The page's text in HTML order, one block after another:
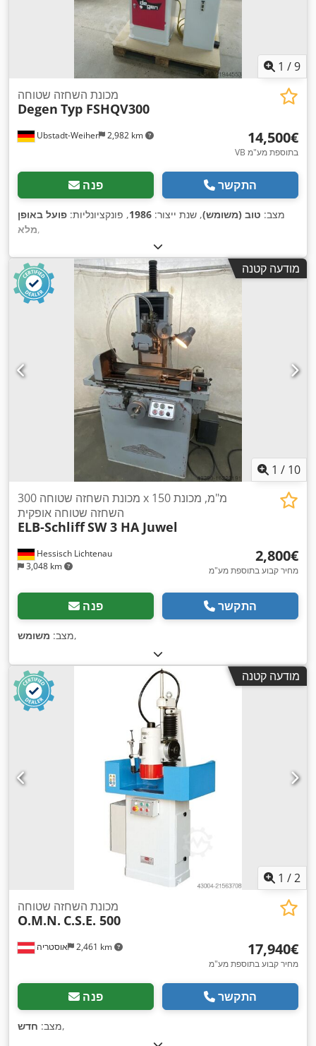
1 /9
Ubstadt-Weiher 2,982 km
מכונת השחזה שטוחה
Degen Typ FSHQV300
‏14,500 ‏€
VB בתוספת מע"מ
פנה התקשר
מצב: טוב (משומש), שנת ייצור: 1986, פונקציונליות: פועל באופן
מלא,
מודעה קטנה
1 / 10
Hessisch Lichtenau
3,048 km
מכונת השחזה שטוחה 300 x 150 מ"מ, מכונת
השחזה שטוחה אופקית
ELB-SchliffSW 3 HA Juwel
‏2,800 ‏€
מחיר קבוע בתוספת מע"מ
פנה התקשר
מצב: משומש ,
מודעה קטנה
1 /2
אוסטריה 2,461 km
מכונת השחזה שטוחה
O.M.N. C.S.E. 500
‏17,940 ‏€
מחיר קבוע בתוספת מע"מ
פנה התקשר
מצב: חדש ,